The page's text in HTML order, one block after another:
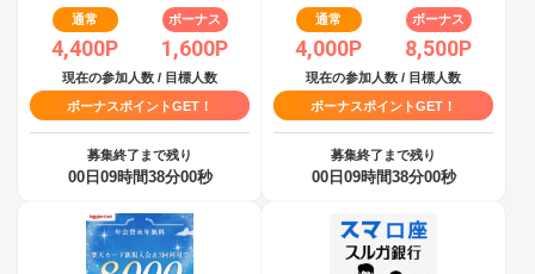
通常
4,400P
ボーナス
1,600P
現在の参加人数 / 目標人数
ボーナスポイントGET！
募集終了まで残り
00日09時間37分59秒
通常
4,000P
ボーナス
8,500P
現在の参加人数 / 目標人数
ボーナスポイントGET！
募集終了まで残り
00日09時間37分59秒